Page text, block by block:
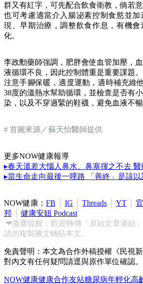
群又有紅字，可先配合飲食衛教，倘若
也可考慮適當介入腸泌素控制食慾並加
現、早期治療，調整飲食作息，有機
化。
李政勳藥師強調，肥胖會使血管加壓，
液循環不良，因此控制體重是重要課題
注意手腳保暖，適度運動，適時補充維
38度的溫熱水幫助循環，並檢查是否有
染，以及不穿過緊的鞋襪，避免血液不暢
# 首圖來源／蘇天怡醫師提供
更多NOW健康報導
▸春天溫差大惱人鼻水、鼻塞揮之不去
▸當生命走向最後一哩路 「善終」是該以
NOW健康： FB IG Threads YT
邦
健康安妞 Podcast
❤溫馨提醒：歡迎轉傳「原始文章連結
請勿複製圖文轉貼本文。
免責聲明：本文為合作外稿授權《民視
對內文有任何疑問請逕與原作單位確認。
NOW健康健康合作友站糖尿病年輕化高